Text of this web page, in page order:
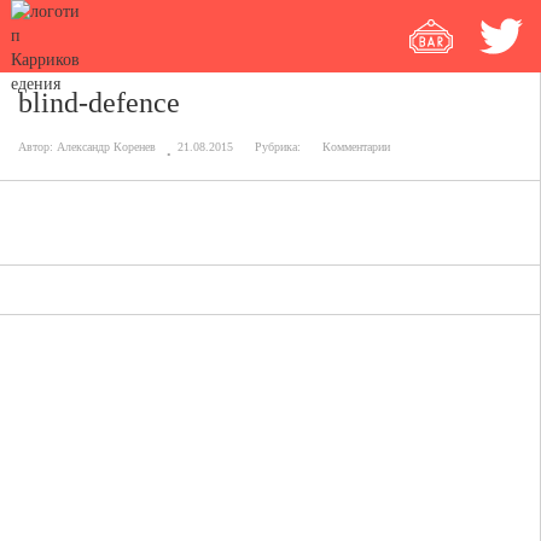
blind-defence
Автор: Александр Коренев 21.08.2015 Рубрика: Комментарии